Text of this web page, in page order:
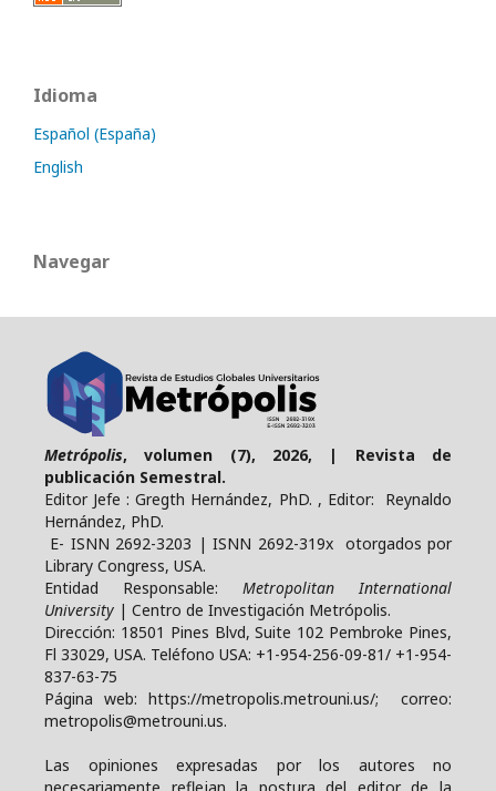
Idioma
Español (España)
English
Navegar
Metrópolis, volumen (7), 2026, | Revista de
publicación Semestral.
Editor Jefe : Gregth Hernández, PhD. , Editor: Reynaldo
Hernández, PhD.
E- ISNN 2692-3203 | ISNN 2692-319x otorgados por
Library Congress, USA.
Entidad Responsable: Metropolitan International
University | Centro de Investigación Metrópolis.
Dirección: 18501 Pines Blvd, Suite 102 Pembroke Pines,
Fl 33029, USA. Teléfono USA: +1-954-256-09-81/ +1-954-
837-63-75
Página web: https://metropolis.metrouni.us/; correo:
metropolis@metrouni.us.
Las opiniones expresadas por los autores no